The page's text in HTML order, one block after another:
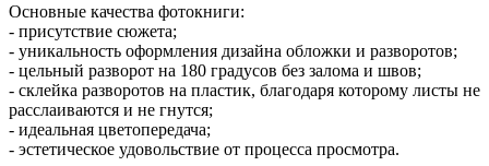
Основные качества фотокниги:
- присутствие сюжета;
- уникальность оформления дизайна обложки и разворотов;
- цельный разворот на 180 градусов без залома и швов;
- склейка разворотов на пластик, благодаря которому листы не
расслаиваются и не гнутся;
- идеальная цветопередача;
- эстетическое удовольствие от процесса просмотра.